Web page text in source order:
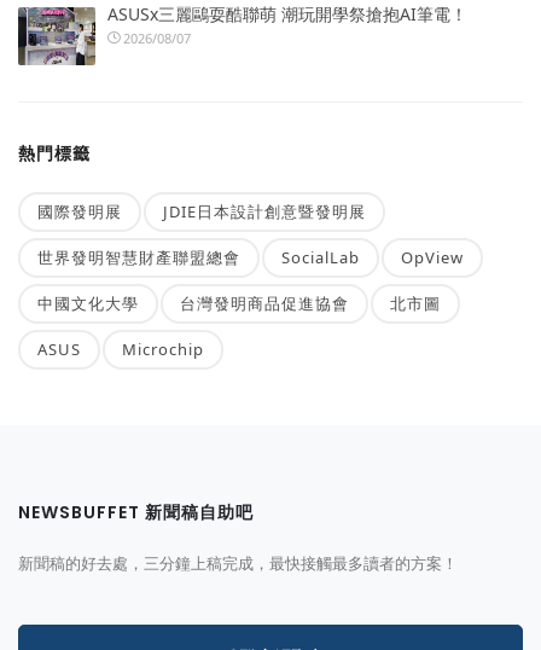
ASUSx三麗鷗耍酷聯萌 潮玩開學祭搶抱AI筆電！
2026/08/07
熱門標籤
國際發明展 JDIE日本設計創意暨發明展
世界發明智慧財產聯盟總會 SocialLab OpView
中國文化大學 台灣發明商品促進協會 北市圖
ASUS Microchip
NEWSBUFFET 新聞稿自助吧
新聞稿的好去處，三分鐘上稿完成，最快接觸最多讀者的方案！